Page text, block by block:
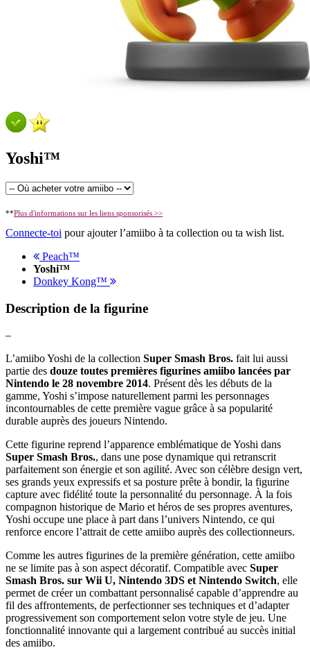
Yoshi™
**Plus d'informations sur les liens sponsorisés >>
Connecte-toi pour ajouter l’amiibo à ta collection ou ta wish list.
Peach™
Yoshi™
Donkey Kong™
Description de la figurine
–
L’amiibo Yoshi de la collection Super Smash Bros. fait lui aussi
partie des douze toutes premières figurines amiibo lancées par
Nintendo le 28 novembre 2014. Présent dès les débuts de la
gamme, Yoshi s’impose naturellement parmi les personnages
incontournables de cette première vague grâce à sa popularité
durable auprès des joueurs Nintendo.
Cette figurine reprend l’apparence emblématique de Yoshi dans
Super Smash Bros., dans une pose dynamique qui retranscrit
parfaitement son énergie et son agilité. Avec son célèbre design vert,
ses grands yeux expressifs et sa posture prête à bondir, la figurine
capture avec fidélité toute la personnalité du personnage. À la fois
compagnon historique de Mario et héros de ses propres aventures,
Yoshi occupe une place à part dans l’univers Nintendo, ce qui
renforce encore l’attrait de cette amiibo auprès des collectionneurs.
Comme les autres figurines de la première génération, cette amiibo
ne se limite pas à son aspect décoratif. Compatible avec Super
Smash Bros. sur Wii U, Nintendo 3DS et Nintendo Switch, elle
permet de créer un combattant personnalisé capable d’apprendre au
fil des affrontements, de perfectionner ses techniques et d’adapter
progressivement son comportement selon votre style de jeu. Une
fonctionnalité innovante qui a largement contribué au succès initial
des amiibo.